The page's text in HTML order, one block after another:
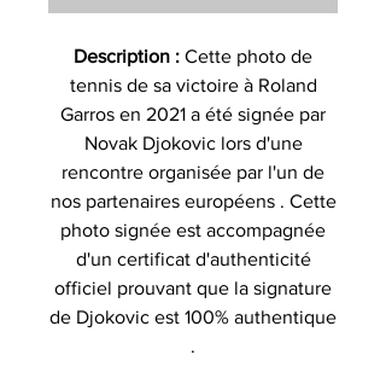
Description : Cette photo de
tennis de sa victoire à Roland
Garros en 2021 a été signée par
Novak Djokovic lors d'une
rencontre organisée par l'un de
nos partenaires européens . Cette
photo signée est accompagnée
d'un certificat d'authenticité
officiel prouvant que la signature
de Djokovic est 100% authentique
.